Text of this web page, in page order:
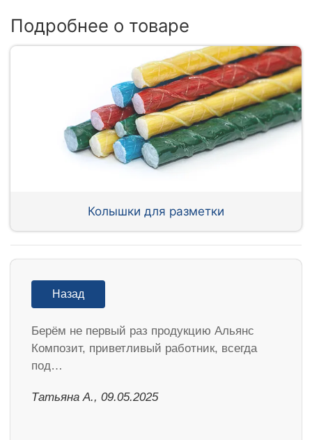
Подробнее о товаре
Колышки для разметки
Назад
Берём не первый раз продукцию Альянс
Композит, приветливый работник, всегда
под…
Татьяна А., 09.05.2025